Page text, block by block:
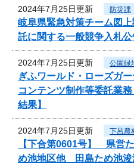
2024年7月25日更新 防災課
岐阜県緊急対策チーム図
託に関する一般競争入札公
2024年7月25日更新 公園緑
ぎふワールド・ローズガ
コンテンツ制作等委託業
結果】
2024年7月25日更新 下呂農
【下合第0601号】 県営
め池地区他 田島ため池浚